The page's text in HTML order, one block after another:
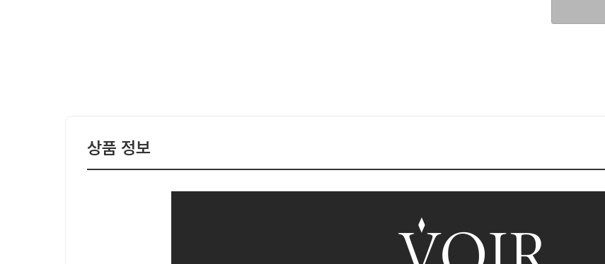
상품 정보